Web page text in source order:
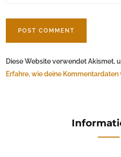
Diese Website verwendet Akismet,
Erfahre, wie deine